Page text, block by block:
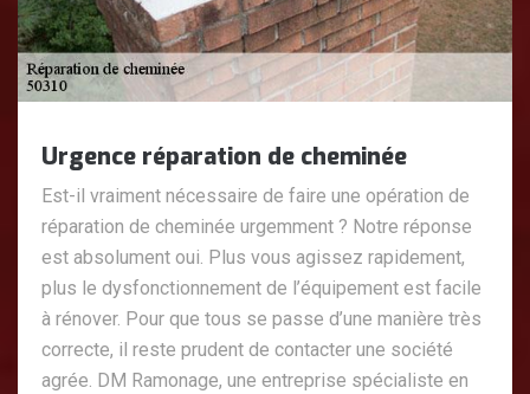
Urgence réparation de cheminée
Est-il vraiment nécessaire de faire une opération de
réparation de cheminée urgemment ? Notre réponse
est absolument oui. Plus vous agissez rapidement,
plus le dysfonctionnement de l’équipement est facile
à rénover. Pour que tous se passe d’une manière très
correcte, il reste prudent de contacter une société
agrée. DM Ramonage, une entreprise spécialiste en